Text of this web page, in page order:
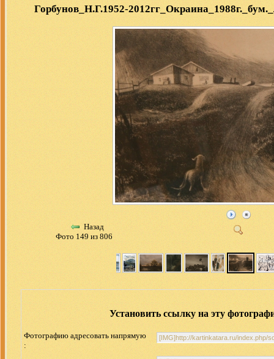
Горбунов_Н.Г.1952-
Назад
Фото 149 из 806
Установить ссылку на эту
Фотографию адресовать напрямую
: